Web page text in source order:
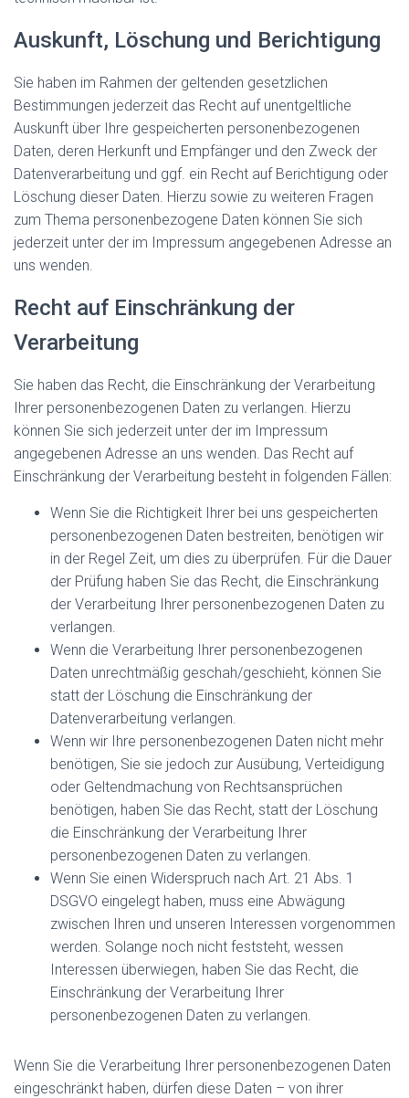
Auskunft, Löschung und Berichtigung
Sie haben im Rahmen der geltenden gesetzlichen
Bestimmungen jederzeit das Recht auf unentgeltliche
Auskunft über Ihre gespeicherten personenbezogenen
Daten, deren Herkunft und Empfänger und den Zweck der
Datenverarbeitung und ggf. ein Recht auf Berichtigung oder
Löschung dieser Daten. Hierzu sowie zu weiteren Fragen
zum Thema personenbezogene Daten können Sie sich
jederzeit unter der im Impressum angegebenen Adresse an
uns wenden.
Recht auf Einschränkung der
Verarbeitung
Sie haben das Recht, die Einschränkung der Verarbeitung
Ihrer personenbezogenen Daten zu verlangen. Hierzu
können Sie sich jederzeit unter der im Impressum
angegebenen Adresse an uns wenden. Das Recht auf
Einschränkung der Verarbeitung besteht in folgenden Fällen:
Wenn Sie die Richtigkeit Ihrer bei uns gespeicherten
personenbezogenen Daten bestreiten, benötigen wir
in der Regel Zeit, um dies zu überprüfen. Für die Dauer
der Prüfung haben Sie das Recht, die Einschränkung
der Verarbeitung Ihrer personenbezogenen Daten zu
verlangen.
Wenn die Verarbeitung Ihrer personenbezogenen
Daten unrechtmäßig geschah/geschieht, können Sie
statt der Löschung die Einschränkung der
Datenverarbeitung verlangen.
Wenn wir Ihre personenbezogenen Daten nicht mehr
benötigen, Sie sie jedoch zur Ausübung, Verteidigung
oder Geltendmachung von Rechtsansprüchen
benötigen, haben Sie das Recht, statt der Löschung
die Einschränkung der Verarbeitung Ihrer
personenbezogenen Daten zu verlangen.
Wenn Sie einen Widerspruch nach Art. 21 Abs. 1
DSGVO eingelegt haben, muss eine Abwägung
zwischen Ihren und unseren Interessen vorgenommen
werden. Solange noch nicht feststeht, wessen
Interessen überwiegen, haben Sie das Recht, die
Einschränkung der Verarbeitung Ihrer
personenbezogenen Daten zu verlangen.
Wenn Sie die Verarbeitung Ihrer personenbezogenen Daten
eingeschränkt haben, dürfen diese Daten – von ihrer